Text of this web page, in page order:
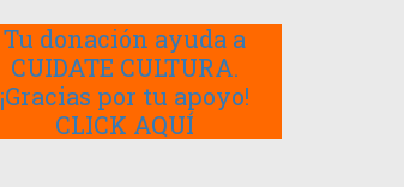
Tu donación ayuda a
CUIDATE CULTURA.
¡Gracias por tu apoyo!
CLICK AQUÍ